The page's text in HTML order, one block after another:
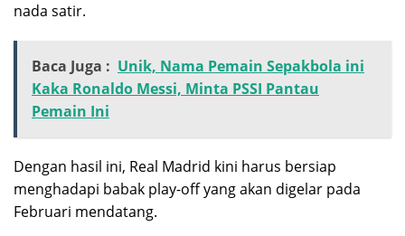
nada satir.
Baca Juga : Unik, Nama Pemain Sepakbola ini
Kaka Ronaldo Messi, Minta PSSI Pantau
Pemain Ini
​Dengan hasil ini, Real Madrid kini harus bersiap
menghadapi babak play-off yang akan digelar pada
Februari mendatang.